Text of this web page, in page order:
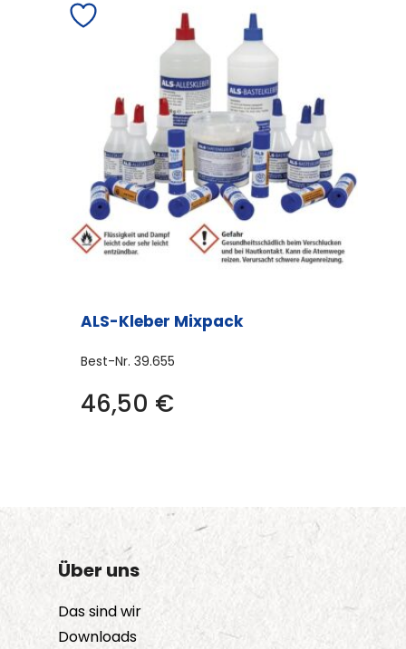
ALS-Kleber Mixpack
Best-Nr. 39.655
46,50 €
Über uns
Das sind wir
Downloads